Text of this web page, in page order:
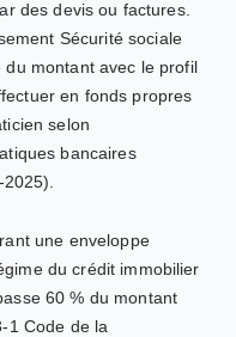
des devis ou factures.
Sécurité sociale
montant avec le profil
en fonds propres
selon
bancaires
une enveloppe
du crédit immobilier
60 % du montant
1 Code de la